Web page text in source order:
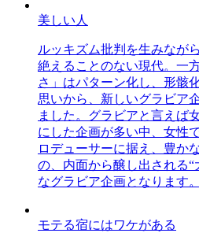
美しい人
ルッキズム批判を生みなが
絶えることのない現代。一
さ」はパターン化し、形骸
思いから、新しいグラビア
ました。グラビアと言えば
にした企画が多い中、女性
ロデューサーに据え、豊か
の、内面から醸し出される“
なグラビア企画となります。
モテる宿にはワケがある